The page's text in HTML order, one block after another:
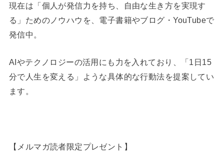
現在は「個人が発信力を持ち、自由な生き方を実現す
る」ためのノウハウを、電子書籍やブログ・YouTubeで
発信中。
AIやテクノロジーの活用にも力を入れており、「1日15
分で人生を変える」ような具体的な行動法を提案してい
ます。
【メルマガ読者限定プレゼント】